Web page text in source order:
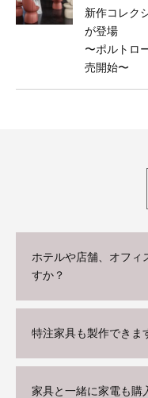
新作コレク
が登場
〜ポルトロ
売開始〜
ホテルや店舗、オフィ
すか？
特注家具も製作できま
家具と一緒に家電も購